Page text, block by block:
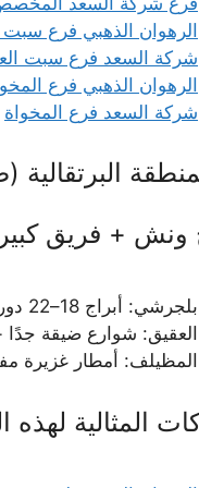
الرهوان الذهبي فرع سبت
شركة السعد فرع سبت
الرهوان الذهبي فرع
شركة السعد فرع المخواة
البرتقالية
ونش + فريق
بلجرشي: أبراج 18–22 دور بدون مصعد في بعضها
العقيق: شوارع ضيقة جدًا
المظيلف: أمطار غزيرة
المثالية لهذه